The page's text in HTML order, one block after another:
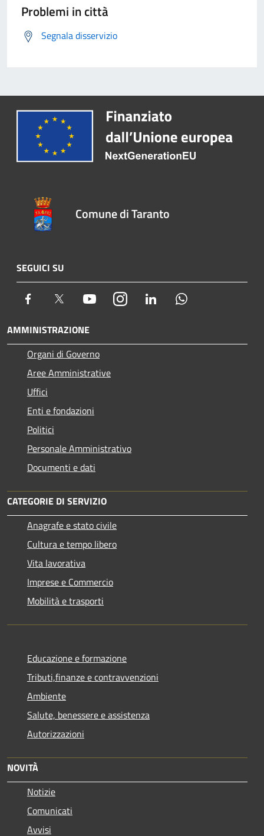
Problemi in città
Segnala disservizio
Comune di Taranto
SEGUICI SU
Facebook Twitter YoutubeInstagram LinkedIn
AMMINISTRAZIONE
Organi di Governo
Aree Amministrative
Uffici
Enti e fondazioni
Politici
Personale Amministrativo
Documenti e dati
CATEGORIE DI SERVIZIO
Anagrafe e stato civile
Cultura e tempo libero
Vita lavorativa
Imprese e Commercio
Mobilità e trasporti
Educazione e formazione
Tributi,finanze e contravvenzioni
Ambiente
Salute, benessere e assistenza
Autorizzazioni
NOVITÀ
Notizie
Comunicati
Avvisi